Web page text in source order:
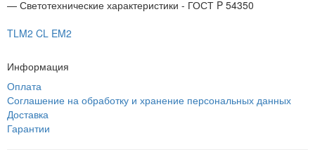
— Светотехнические характеристики - ГОСТ P 54350
TLM2 CL EM2
Информация
Оплата
Соглашение на обработку и хранение персональных данных
Доставка
Гарантии